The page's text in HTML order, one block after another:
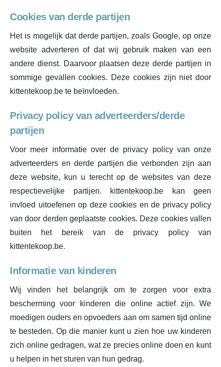
Cookies van derde partijen
Het is mogelijk dat derde partijen, zoals Google, op onze
website adverteren of dat wij gebruik maken van een
andere dienst. Daarvoor plaatsen deze derde partijen in
sommige gevallen cookies. Deze cookies zijn niet door
kittentekoop.be te beïnvloeden.
Privacy policy van adverteerders/derde
partijen
Voor meer informatie over de privacy policy van onze
adverteerders en derde partijen die verbonden zijn aan
deze website, kun u terecht op de websites van deze
respectievelijke partijen. kittentekoop.be kan geen
invloed uitoefenen op deze cookies en de privacy policy
van door derden geplaatste cookies. Deze cookies vallen
buiten het bereik van de privacy policy van
kittentekoop.be.
Informatie van kinderen
Wij vinden het belangrijk om te zorgen voor extra
bescherming voor kinderen die online actief zijn. We
moedigen ouders en opvoeders aan om samen tijd online
te besteden. Op die manier kunt u zien hoe uw kinderen
zich online gedragen, wat ze precies online doen en kunt
u helpen in het sturen van hun gedrag.